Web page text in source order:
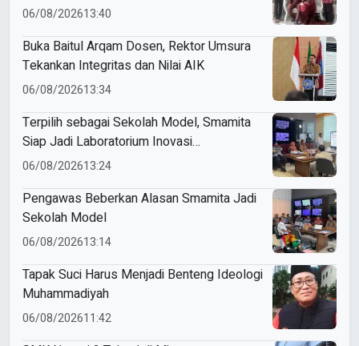
06/08/202613:40
Buka Baitul Arqam Dosen, Rektor Umsura
Tekankan Integritas dan Nilai AIK
06/08/202613:34
Terpilih sebagai Sekolah Model, Smamita
Siap Jadi Laboratorium Inovasi
Pembelajaran AI
06/08/202613:24
Pengawas Beberkan Alasan Smamita Jadi
Sekolah Model
06/08/202613:14
Tapak Suci Harus Menjadi Benteng Ideologi
Muhammadiyah
06/08/202611:42